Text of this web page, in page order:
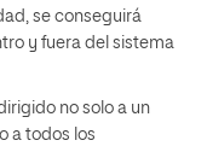
se conseguirá
y fuera del sistema
no solo a un
a todos los